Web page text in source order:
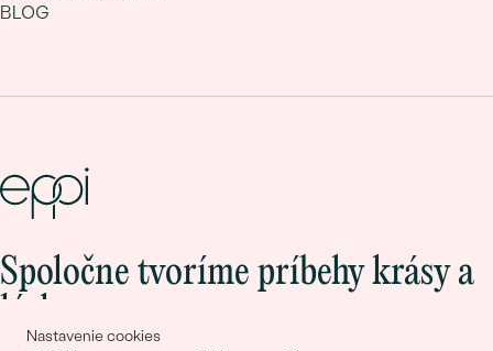
Nastavenie cookies
BLOG
Spoločne tvoríme príbehy krásy a